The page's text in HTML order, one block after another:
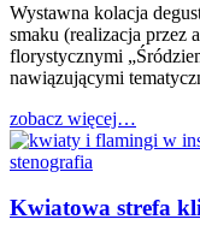
Wystawna kolacja
smaku (realizacja przez
florystycznymi
nawiązującymi
zobacz więcej…
Kwiatowa strefa